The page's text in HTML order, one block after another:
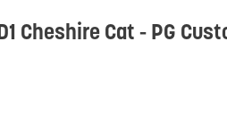
Cheshire Cat - PG